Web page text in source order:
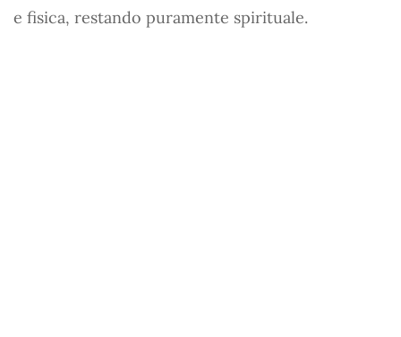
e fisica, restando puramente spirituale.